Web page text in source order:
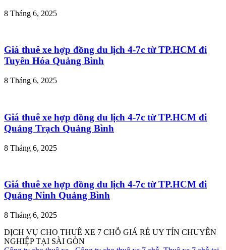
8 Tháng 6, 2025
Giá thuê xe hợp đồng du lịch 4-7c từ TP.HCM đi
Tuyên Hóa Quảng Bình
8 Tháng 6, 2025
Giá thuê xe hợp đồng du lịch 4-7c từ TP.HCM đi
Quảng Trạch Quảng Bình
8 Tháng 6, 2025
Giá thuê xe hợp đồng du lịch 4-7c từ TP.HCM đi
Quảng Ninh Quảng Bình
8 Tháng 6, 2025
DỊCH VỤ CHO THUÊ XE 7 CHỖ GIÁ RẺ UY TÍN CHUYÊN
NGHIỆP TẠI SÀI GÒN